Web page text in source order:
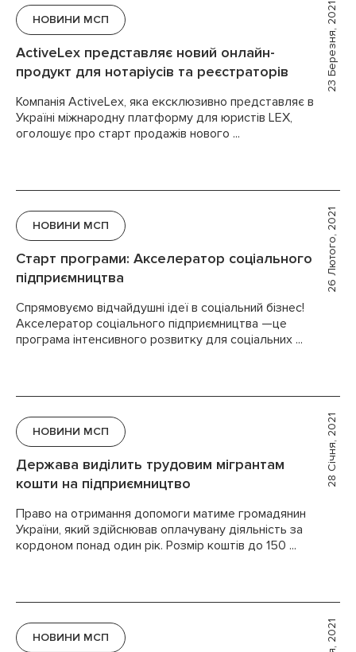
23 Березня, 2021
НОВИНИ МСП
ActiveLex представляє новий онлайн-
продукт для нотаріусів та реєстраторів
Компанія ActiveLex, яка ексклюзивно представляє в
Україні міжнародну платформу для юристів LEX,
оголошує про старт продажів нового ...
26 Лютого, 2021
НОВИНИ МСП
Старт програми: Акселератор соціального
підприємництва
Спрямовуємо відчайдушні ідеї в соціальний бізнес!
Акселератор соціального підприємництва —це
програма інтенсивного розвитку для соціальних ...
28 Січня, 2021
НОВИНИ МСП
Держава виділить трудовим мігрантам
кошти на підприємництво
Право на отримання допомоги матиме громадянин
України, який здійснював оплачувану діяльність за
кордоном понад один рік. Розмір коштів до 150 ...
НОВИНИ МСП